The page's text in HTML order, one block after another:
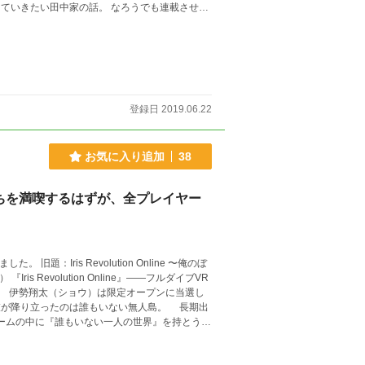
話。 なろうでも連載させて
登録日 2019.06.22
お気に入り追加 38
満喫するはずが、全プレイヤー
した。 旧題：Iris Revolution Online 〜俺のぼ
降り立ったのは誰もいない無人島。 長期出
の中に『誰もいない一人の世界』を持とうと